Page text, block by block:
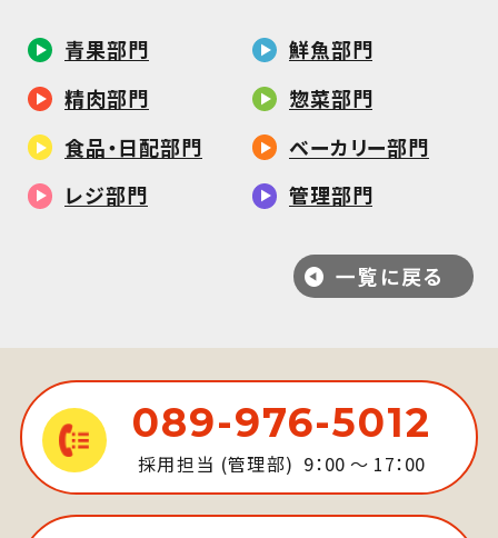
青果部門
鮮魚部門
精肉部門
惣菜部門
食品・日配部門
ベーカリー部門
レジ部門
管理部門
一覧に戻る
089-976-5012
採用担当 (管理部) 9：00 ～ 17：00